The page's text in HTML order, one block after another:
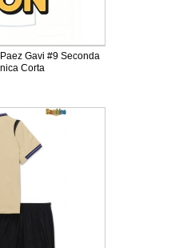
Gavi #9 Seconda
2026 Manica Corta